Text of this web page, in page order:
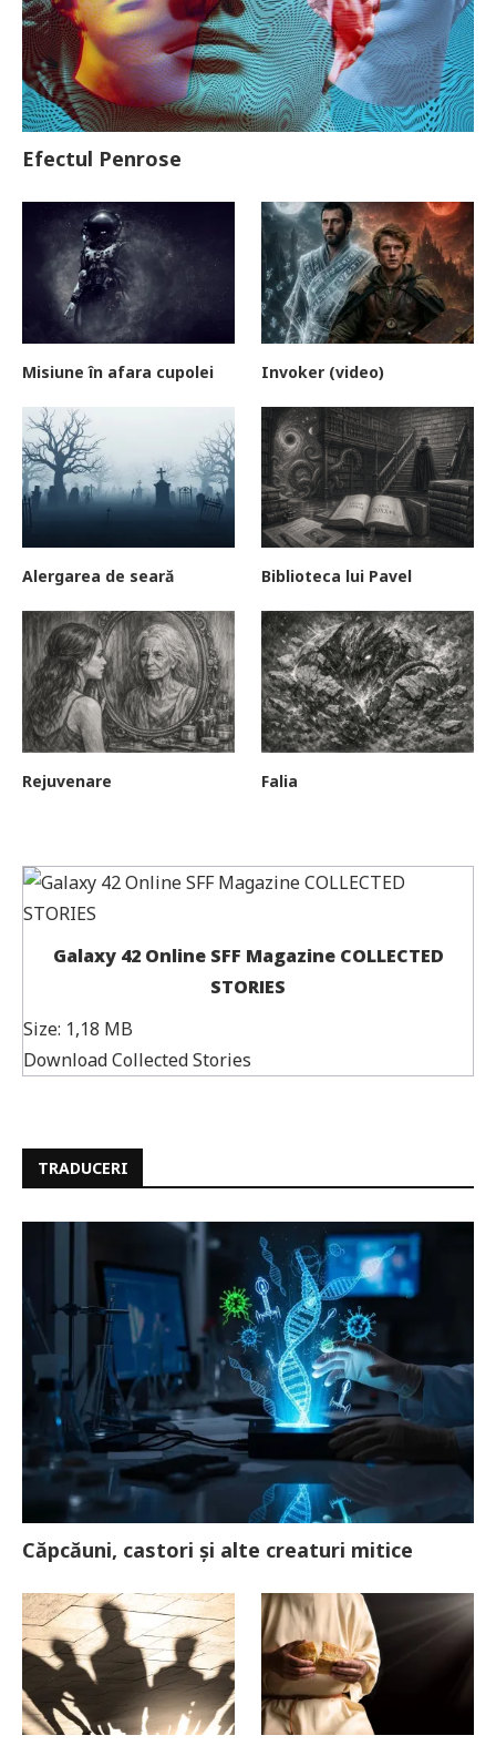
Efectul Penrose
Misiune în afara cupolei Invoker (video)
Alergarea de seară Biblioteca lui Pavel
Rejuvenare Falia
Galaxy 42 Online SFF Magazine COLLECTED
STORIES
Size: 1,18 MB
Download Collected Stories
TRADUCERI
Căpcăuni, castori și alte creaturi mitice